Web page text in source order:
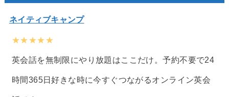
ネイティブキャンプ
★★★★★
英会話を無制限にやり放題はここだけ。予約不要で24
時間365日好きな時に今すぐつながるオンライン英会